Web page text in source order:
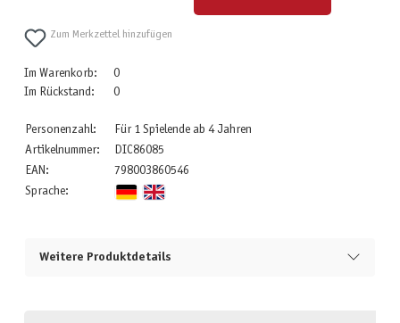
Zum Merkzettel hinzufügen
Im Warenkorb:
0
Im Rückstand:
0
Personenzahl:
Für 1 Spielende ab 4 Jahren
Artikelnummer:
DIC86085
EAN:
798003860546
Sprache:
Weitere Produktdetails